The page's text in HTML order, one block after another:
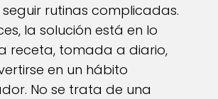
rutinas complicadas.
la solución está en lo
receta, tomada a diario,
en un hábito
No se trata de una